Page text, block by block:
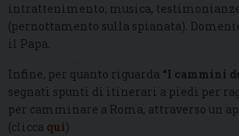
intrattenimento, musica,
(pernottamento sulla spianata).
il Papa.
Infine, per quanto riguarda “I cammini
segnati spunti di itinerari a piedi per
per camminare a Roma, attraverso un
(clicca qui)